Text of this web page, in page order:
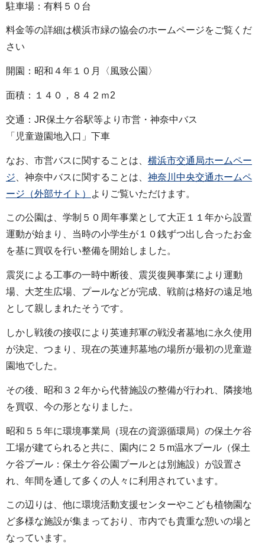
駐車場：有料５０台
料金等の詳細は横浜市緑の協会のホームページをご覧くだ
さい
開園：昭和４年１０月〈風致公園〉
面積：１４０，８４２ｍ2
交通：JR保土ケ谷駅等より市営・神奈中バス
「児童遊園地入口」下車
なお、市営バスに関することは、 横浜市交通局ホームペー
ジ 、神奈中バスに関することは、 神奈川中央交通ホームペ
ージ（外部サイト）
よりご覧いただけます。
この公園は、学制５０周年事業として大正１１年から設置
運動が始まり、当時の小学生が１０銭ずつ出し合ったお金
を基に買収を行い整備を開始しました。
震災による工事の一時中断後、震災復興事業により運動
場、大芝生広場、プールなどが完成、戦前は格好の遠足地
として親しまれたそうです。
しかし戦後の接収により英連邦軍の戦没者墓地に永久使用
が決定、つまり、現在の英連邦墓地の場所が最初の児童遊
園地でした。
その後、昭和３２年から代替施設の整備が行われ、隣接地
を買収、今の形となりました。
昭和５５年に環境事業局（現在の資源循環局）の保土ケ谷
工場が建てられると共に、園内に２５m温水プール（保土
ケ谷プール：保土ケ谷公園プールとは別施設）が設置さ
れ、年間を通して多くの人々に利用されています。
この辺りは、他に環境活動支援センターやこども植物園な
ど多様な施設が集まっており、市内でも貴重な憩いの場と
なっています。